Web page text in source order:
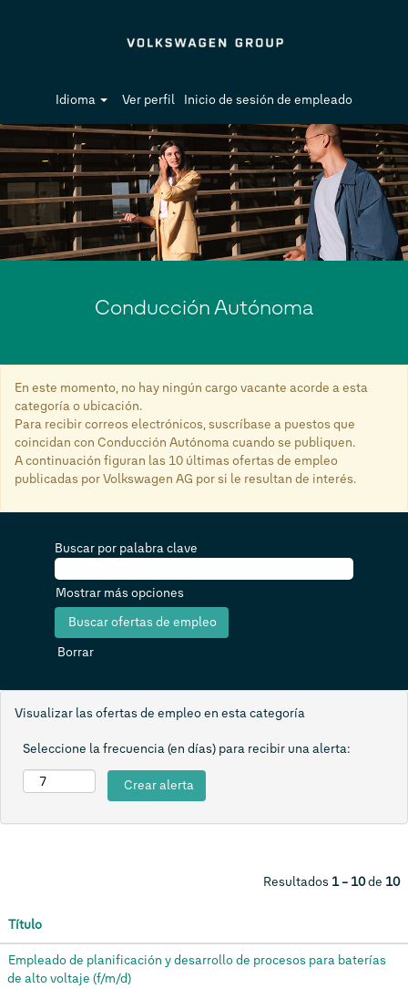
Idioma Ver perfil Inicio de sesión de empleado
Conducción
Autónoma
Conducción Autónoma
En este momento, no hay ningún cargo vacante acorde a esta
categoría o ubicación.
Para recibir correos electrónicos, suscríbase a puestos que
coincidan con Conducción Autónoma cuando se publiquen.
A continuación figuran las 10 últimas ofertas de empleo
publicadas por Volkswagen AG por si le resultan de interés.
Buscar por palabra clave
Mostrar más opciones
Borrar
Visualizar las ofertas de empleo en esta categoría
Seleccione la frecuencia (en días) para recibir una alerta:
Resultados 1 – 10de 10
Título
Empleado de planificación y desarrollo de procesos para baterías
de alto voltaje (f/m/d)